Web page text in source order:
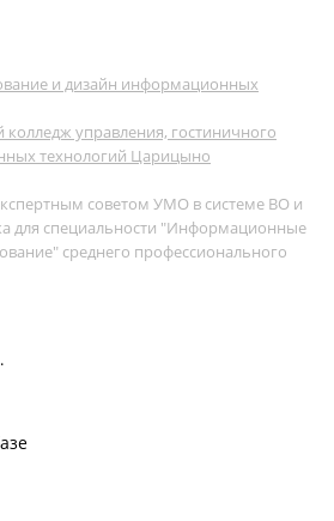
и дизайн информационных
колледж управления, гостиничного
технологий Царицыно
советом УМО в системе ВО и
для специальности "Информационные
среднего профессионального